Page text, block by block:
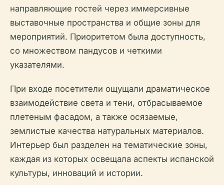
направляющие гостей через иммерсивные
выставочные пространства и общие зоны для
мероприятий. Приоритетом была доступность,
со множеством пандусов и четкими
указателями.
При входе посетители ощущали драматическое
взаимодействие света и тени, отбрасываемое
плетеным фасадом, а также осязаемые,
землистые качества натуральных материалов.
Интерьер был разделен на тематические зоны,
каждая из которых освещала аспекты испанской
культуры, инноваций и истории.